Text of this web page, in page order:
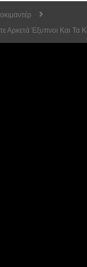
Αρκετά Έξυπνοι Και Τα